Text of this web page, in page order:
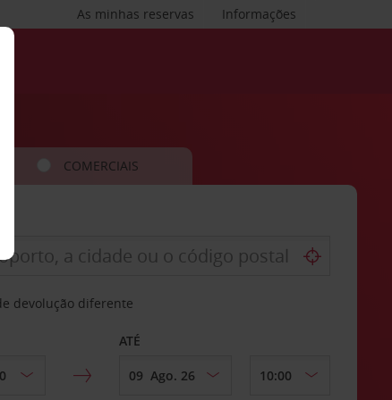
Informações
As minhas reservas
COMERCIAIS
devolução diferente
ATÉ